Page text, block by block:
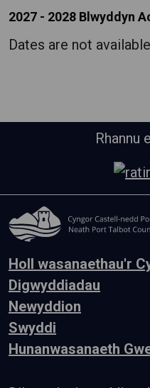
2027 - 2028 Blwyddyn
Dates are not
Rhannu
Holl wasanaethau'r
Digwyddiadau
Newyddion
Swyddi
Hunanwasanaeth